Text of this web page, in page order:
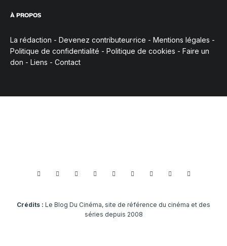
À PROPOS
La rédaction - Devenez contributeur·rice - Mentions légales -
Politique de confidentialité - Politique de cookies - Faire un
don - Liens - Contact
Crédits : Le Blog Du Cinéma, site de référence du cinéma et des
séries depuis 2008